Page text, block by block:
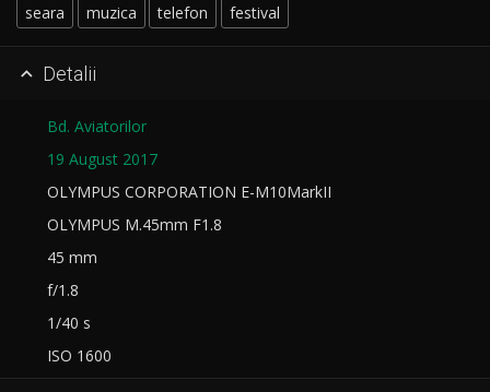
seara muzica telefon festival
 Detalii
Bd. Aviatorilor
19 August 2017
OLYMPUS CORPORATION E-M10MarkII
OLYMPUS M.45mm F1.8
45 mm
f/1.8
1/40 s
ISO 1600